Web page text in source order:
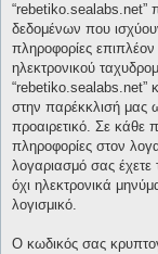
“rebetiko.sealabs.net”
δεδομένων που
πληροφορίες
ηλεκτρονικού
“rebetiko.sealabs.net”
στην παρέκκλισή μας
προαιρετικό. Σε κάθε
πληροφορίες στον
λογαριασμό σας έχετε
όχι ηλεκτρονικά
λογισμικό.
Ο κωδικός σας